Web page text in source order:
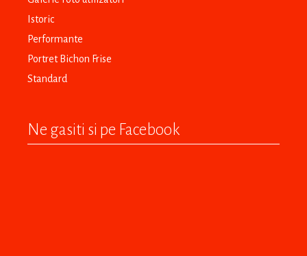
Istoric
Performante
Portret Bichon Frise
Standard
Ne gasiti si pe Facebook